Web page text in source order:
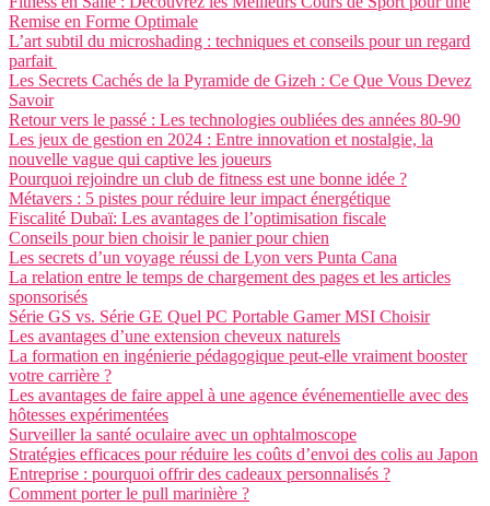
Remise en Forme Optimale
L’art subtil du microshading : techniques et conseils pour un regard
parfait
Les Secrets Cachés de la Pyramide de Gizeh : Ce Que Vous Devez
Savoir
Retour vers le passé : Les technologies oubliées des années 80-90
Les jeux de gestion en 2024 : Entre innovation et nostalgie, la
nouvelle vague qui captive les joueurs
Pourquoi rejoindre un club de fitness est une bonne idée ?
Métavers : 5 pistes pour réduire leur impact énergétique
Fiscalité Dubaï: Les avantages de l’optimisation fiscale
Conseils pour bien choisir le panier pour chien
Les secrets d’un voyage réussi de Lyon vers Punta Cana
La relation entre le temps de chargement des pages et les articles
sponsorisés
Série GS vs. Série GE Quel PC Portable Gamer MSI Choisir
Les avantages d’une extension cheveux naturels
La formation en ingénierie pédagogique peut-elle vraiment booster
votre carrière ?
Les avantages de faire appel à une agence événementielle avec des
hôtesses expérimentées
Surveiller la santé oculaire avec un ophtalmoscope
Stratégies efficaces pour réduire les coûts d’envoi des colis au Japon
Entreprise : pourquoi offrir des cadeaux personnalisés ?
Comment porter le pull marinière ?